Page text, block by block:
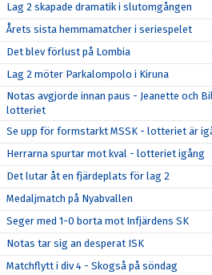
Lag 2 skapade dramatik i slutomgången
Årets sista hemmamatcher i seriespelet
Det blev förlust på Lombia
Lag 2 möter Parkalompolo i Kiruna
Notas avgjorde innan paus - Jeanette och
lotteriet
Se upp för formstarkt MSSK - lotteriet är
Herrarna spurtar mot kval - lotteriet igång
Det lutar åt en fjärdeplats för lag 2
Medaljmatch på Nyabvallen
Seger med 1-0 borta mot Infjärdens SK
Notas tar sig an desperat ISK
Matchflytt i div 4 - Skogså på söndag